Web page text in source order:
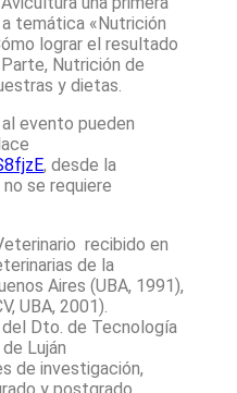
temática «Nutrición
lograr el resultado
Nutrición de
y dietas.
evento pueden
, desde la
se requiere
recibido en
de la
Aires (UBA, 1991),
UBA, 2001).
Dto. de Tecnología
Luján
de investigación,